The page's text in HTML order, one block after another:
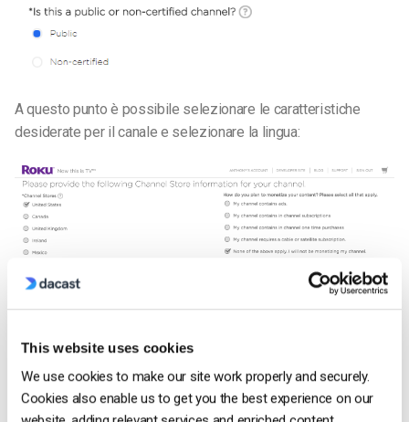
This website uses cookies
We use cookies to make our site work properly and securely.
Cookies also enable us to get you the best experience on our
A questo punto è possibile selezionare le caratteristiche
desiderate per il canale e selezionare la lingua:
È inoltre possibile assegnare un nome al proprio canale,
fornire una breve descrizione del suo contenuto e aggiungere
un poster che verrà visualizzato nel Roku Channel Store: